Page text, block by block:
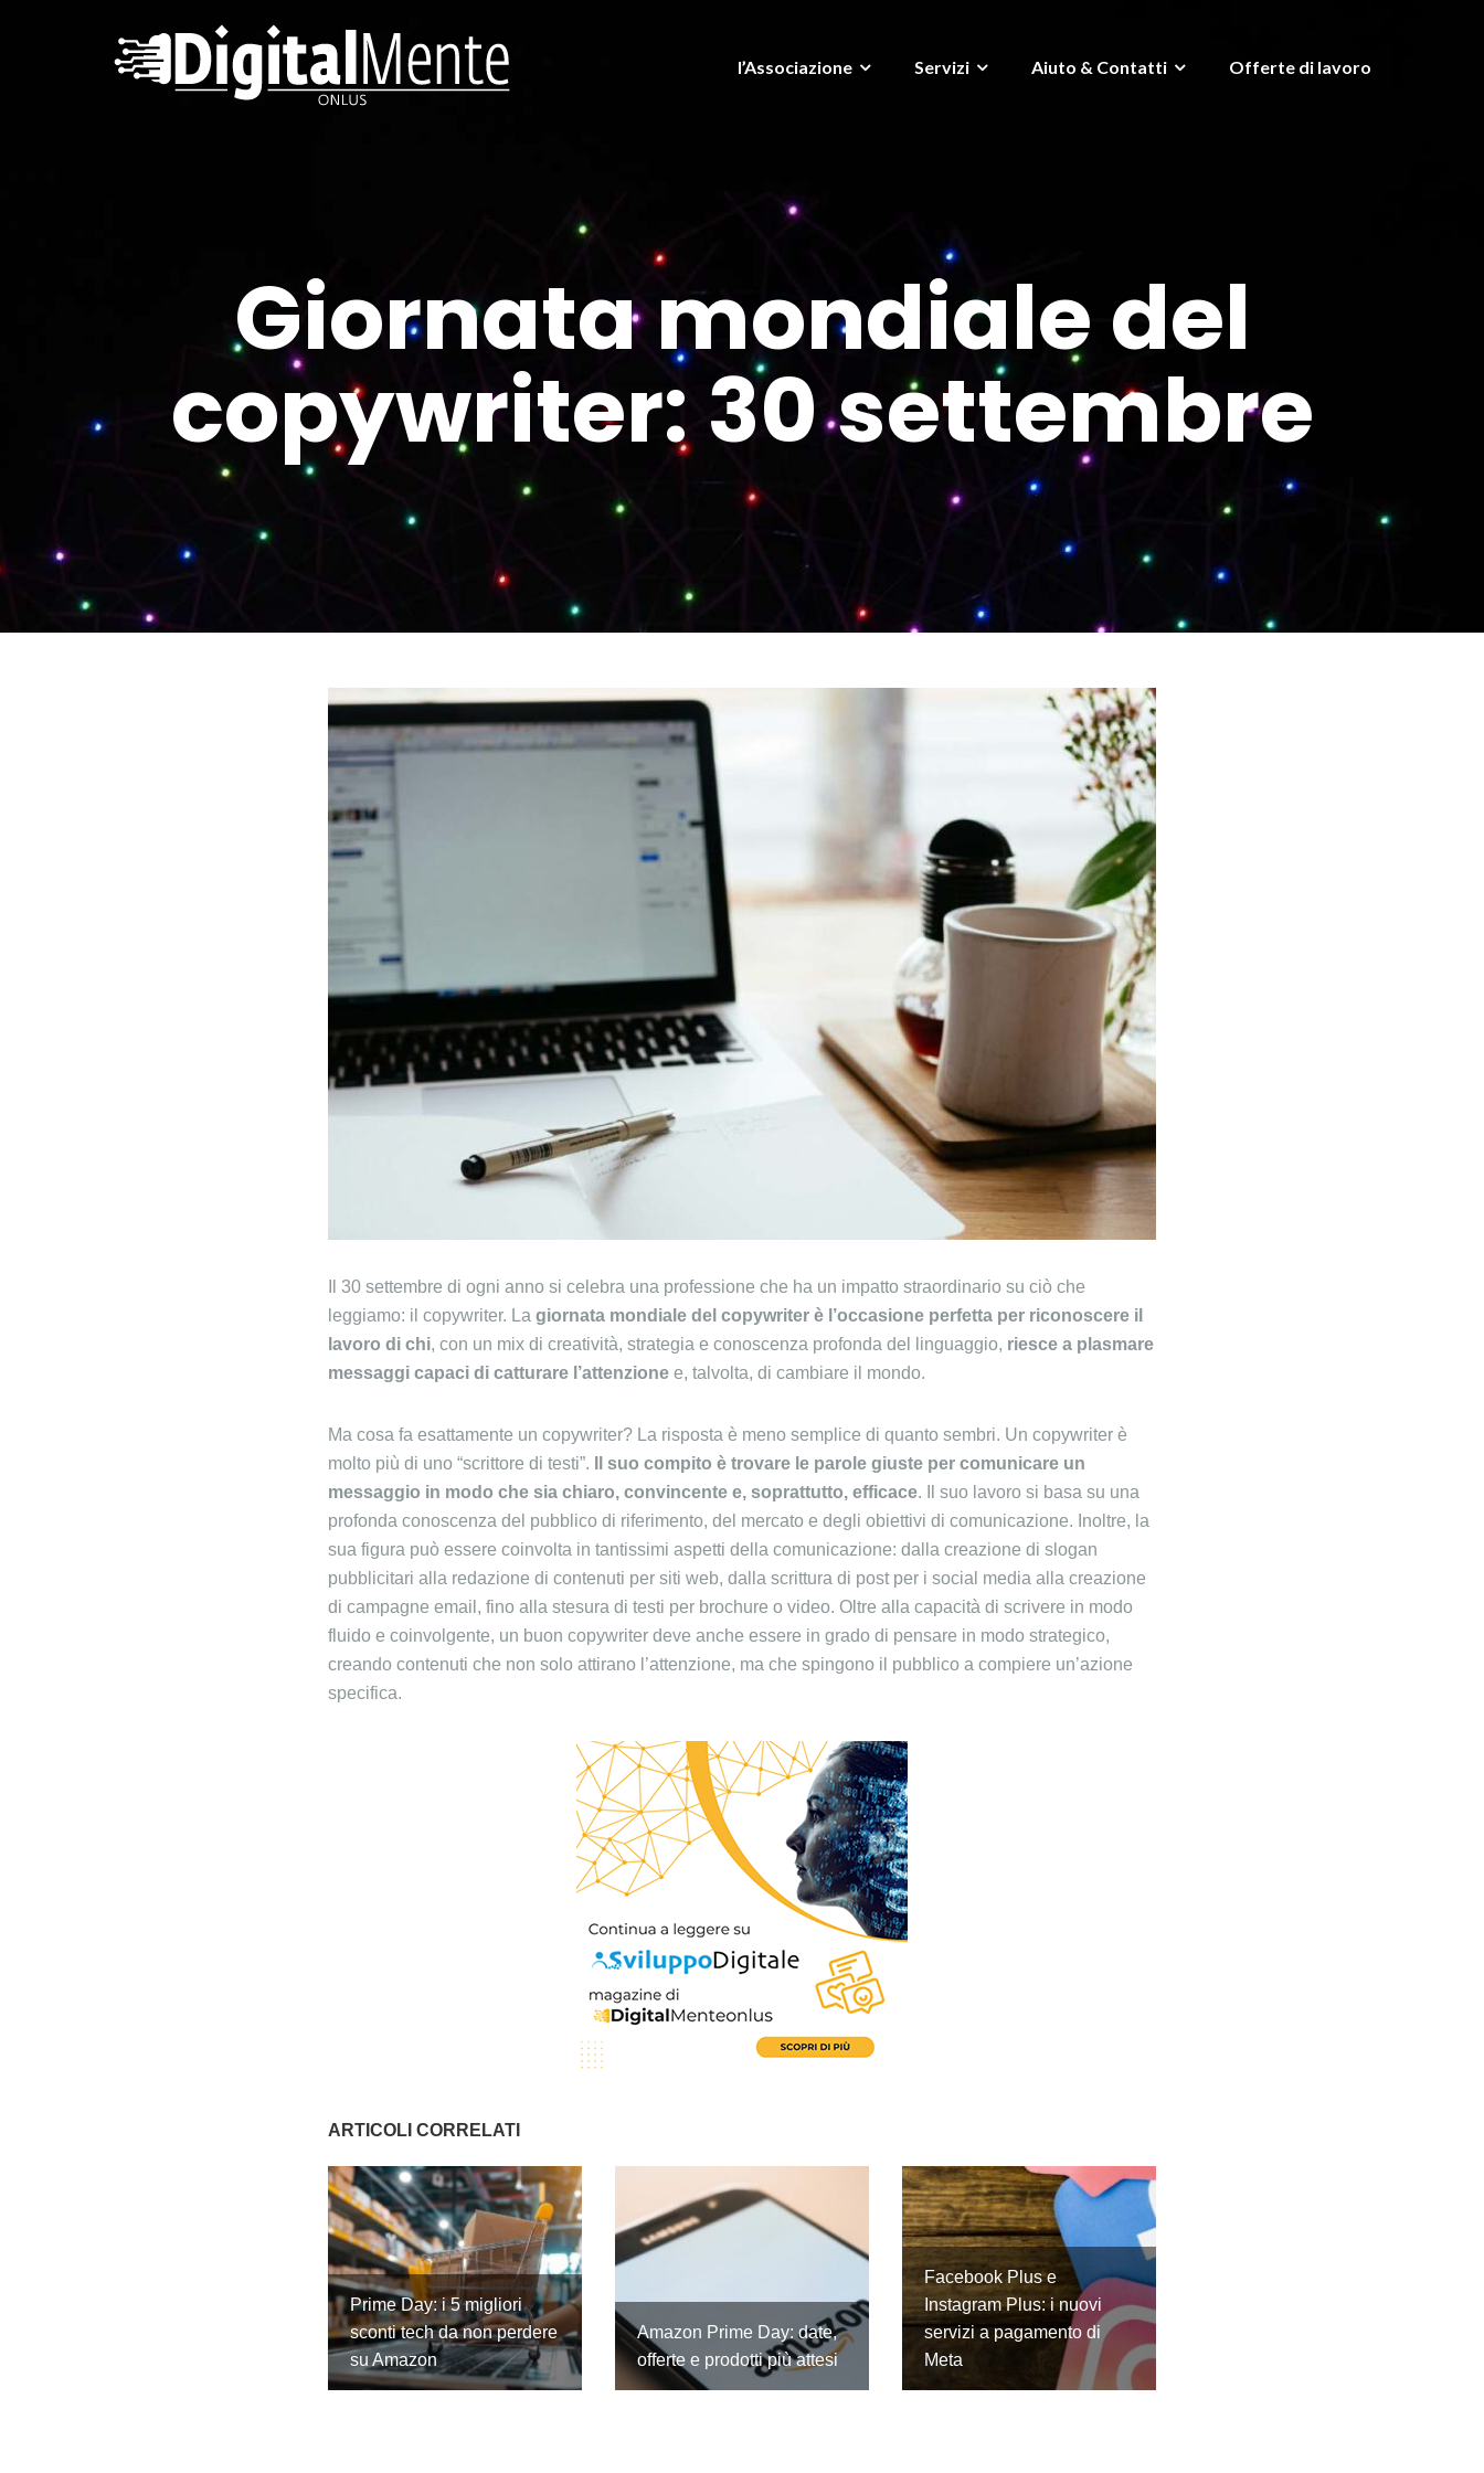
l’Associazione Servizi Aiuto & Contatti Offerte di lavoro
Giornata mondiale del
copywriter: 30 settembre
Il 30 settembre di ogni anno si celebra una professione che ha un impatto straordinario su ciò che
leggiamo: il copywriter. La giornata mondiale del copywriter è l’occasione perfetta per riconoscere il
lavoro di chi, con un mix di creatività, strategia e conoscenza profonda del linguaggio, riesce a plasmare
messaggi capaci di catturare l’attenzione e, talvolta, di cambiare il mondo.
Ma cosa fa esattamente un copywriter? La risposta è meno semplice di quanto sembri. Un copywriter è
molto più di uno “scrittore di testi”.
Il suo compito è trovare le parole giuste per comunicare un
messaggio in modo che sia chiaro, convincente e, soprattutto, efficace. Il suo lavoro si basa su una
profonda conoscenza del pubblico di riferimento, del mercato e degli obiettivi di comunicazione. Inoltre, la
sua figura può essere coinvolta in tantissimi aspetti della comunicazione: dalla creazione di slogan
pubblicitari alla redazione di contenuti per siti web, dalla scrittura di post per i social media alla creazione
di campagne email, fino alla stesura di testi per brochure o video. Oltre alla capacità di scrivere in modo
fluido e coinvolgente, un buon copywriter deve anche essere in grado di pensare in modo strategico,
creando contenuti che non solo attirano l’attenzione, ma che spingono il pubblico a compiere un’azione
specifica.
ARTICOLI CORRELATI
Prime Day: i 5 migliori
sconti tech da non perdere
su Amazon
Amazon Prime Day: date,
offerte e prodotti più attesi
Facebook Plus e
Instagram Plus: i nuovi
servizi a pagamento di
Meta